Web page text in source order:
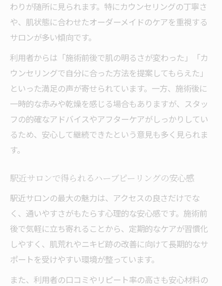
わりが随所に見られます。特にカウンセリングの丁寧さ
や、肌状態に合わせたオーダーメイドのケアを重視する
サロンが多い傾向です。
利用者からは「施術前後で肌の明るさが変わった」「カ
ウンセリングで自分に合った方法を提案してもらえた」
といった満足の声が寄せられています。一方、施術後に
一時的な赤みや乾燥を感じる場合もありますが、スタッ
フの的確なアドバイスやアフターケアがしっかりしてい
るため、安心して継続できたという意見も多く見られま
す。
駅近サロンで得られるハーブピーリングの安心感
駅近サロンの最大の魅力は、アクセスの良さだけでな
く、通いやすさがもたらす心理的な安心感です。施術前
後で気軽に立ち寄れることから、定期的なケアが習慣化
しやすく、肌荒れやニキビ跡の改善に向けて長期的なサ
ポートを受けやすい環境が整っています。
また、利用者の口コミやリピート率の高さも安心材料の